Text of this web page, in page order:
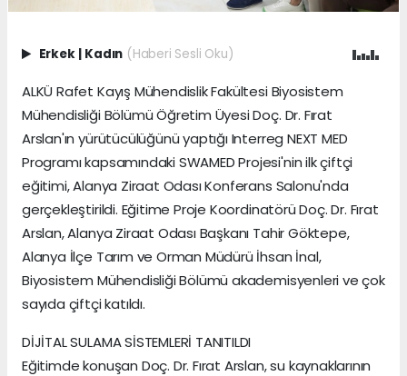
Erkek | Kadın (Haberi Sesli Oku)
ALKÜ Rafet Kayış Mühendislik Fakültesi Biyosistem
Mühendisliği Bölümü Öğretim Üyesi Doç. Dr. Fırat
Arslan'ın yürütücülüğünü yaptığı Interreg NEXT MED
Programı kapsamındaki SWAMED Projesi'nin ilk çiftçi
eğitimi, Alanya Ziraat Odası Konferans Salonu'nda
gerçekleştirildi. Eğitime Proje Koordinatörü Doç. Dr. Fırat
Arslan, Alanya Ziraat Odası Başkanı Tahir Göktepe,
Alanya İlçe Tarım ve Orman Müdürü İhsan İnal,
Biyosistem Mühendisliği Bölümü akademisyenleri ve çok
sayıda çiftçi katıldı.
DİJİTAL SULAMA SİSTEMLERİ TANITILDI
Eğitimde konuşan Doç. Dr. Fırat Arslan, su kaynaklarının